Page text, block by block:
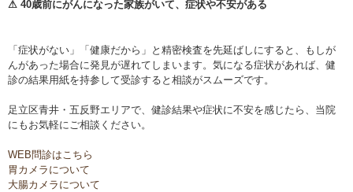
⚠ 40歳前にがんになった家族がいて、症状や不安がある
「症状がない」「健康だから」と精密検査を先延ばしにすると、もしが
んがあった場合に発見が遅れてしまいます。気になる症状があれば、健
診の結果用紙を持参して受診すると相談がスムーズです。
足立区青井・五反野エリアで、健診結果や症状に不安を感じたら、当院
にもお気軽にご相談ください。
WEB問診はこちら
胃カメラについて
大腸カメラについて